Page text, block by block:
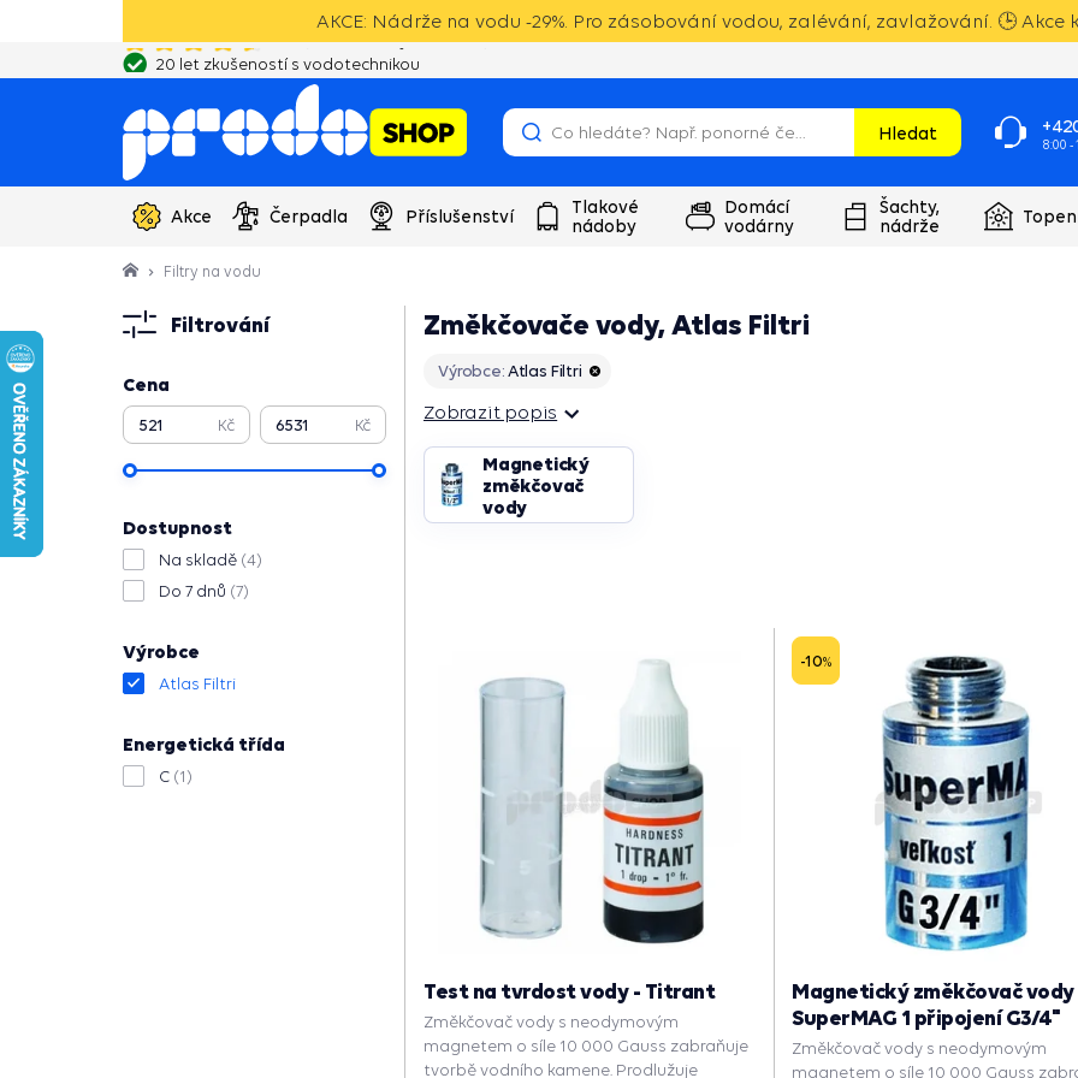
AKCE: Nádrže na vodu -29%. Pro zásobování vodou, zalévání, zavlažování. 🕒 Akce
20 let zkušeností s vodotechnikou
Hledat
8:00 -
Akce Čerpadla Příslušenství
Tlakové
nádoby
Domácí
vodárny
Šachty,
nádrže
Filtry na vodu
Filtrování
Cena
Kč Kč
Dostupnost
Na skladě (4)
Do 7 dnů (7)
Výrobce
Atlas Filtri
Energetická třída
C (1)
Změkčovače vody, Atlas Filtri
Výrobce:Atlas Filtri
Zobrazit popis
Zobrazit popis
Magnetický
změkčovač
vody
Test na tvrdost vody - Titrant
Změkčovač vody s neodymovým
magnetem o síle 10 000 Gauss zabraňuje
tvorbě vodního kamene. Prodlužuje
-10%
Magnetický změkčovač vody
SuperMAG 1 připojení G3/4"
Změkčovač vody s neodymovým
magnetem o síle 10 000 Gauss